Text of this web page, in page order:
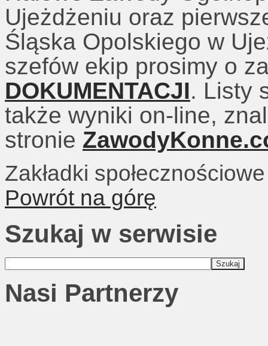
Ujeżdżeniu oraz
Śląska Opolskiego w
szefów ekip prosimy o
DOKUMENTACJI. Listy
także wyniki on-line,
stronie
Zakładki społecznościowe
Powrót na górę
Szukaj w serwisie
Nasi Partnerzy